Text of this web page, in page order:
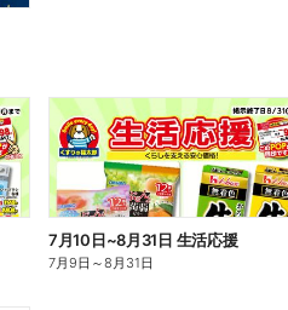
7月10日~8月31日 生活応援
7月9日 ～8月31日